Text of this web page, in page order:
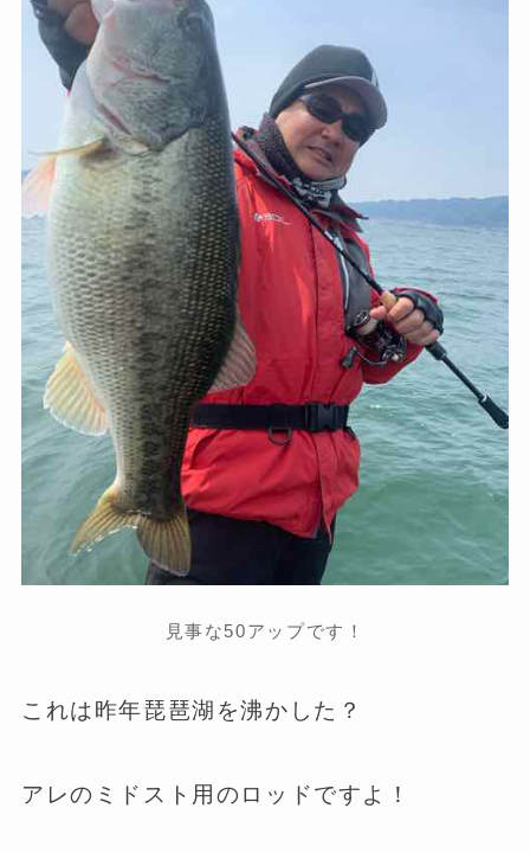
見事な50アップです！
これは昨年琵琶湖を沸かした？
アレのミドスト用のロッドですよ！